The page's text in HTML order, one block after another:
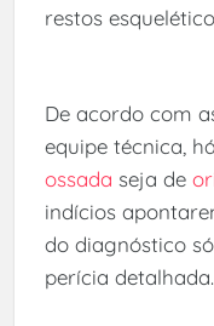
restos
De acordo com
equipe técnica,
ossada seja de
indícios
do diagnóstico
perícia detalhada.